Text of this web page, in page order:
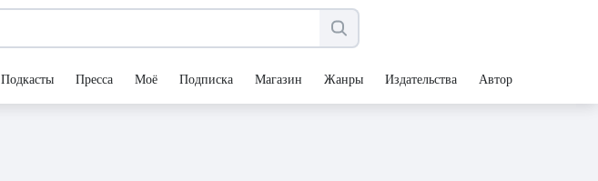
Подкасты Пресса Моё Подписка Магазин Жанры Издательства Авторы